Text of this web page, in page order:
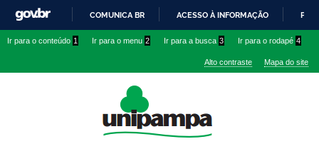
conteúdo
IR
O
COMUNICA BR ACESSO À INFORMAÇÃO
Ir para o conteúdo 1 Ir para o menu 2 Ir para a busca 3 Ir para o rodapé 4
Alto contraste Mapa do site